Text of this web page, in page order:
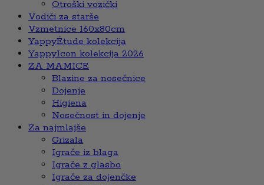
Otroški vozički
Vodiči za starše
Vzmetnice 160x80cm
YappyÉtude kolekcija
YappyIcon kolekcija 2026
ZA MAMICE
Blazine za nosečnice
Dojenje
Higiena
Nosečnost in dojenje
Za najmlajše
Grizala
Igrače iz blaga
Igrače z glasbo
Igrače za dojenčke